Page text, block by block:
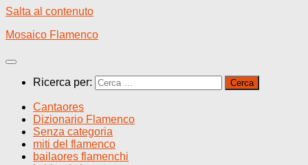
Salta al contenuto
Mosaico Flamenco
Ricerca per:
Cantaores
Dizionario Flamenco
Senza categoria
miti del flamenco
bailaores flamenchi